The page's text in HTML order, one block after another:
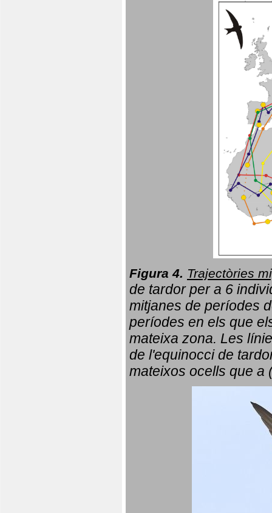
Figura 4. Trajectòries
de tardor per a 6
mitjanes de períodes
períodes en els que
mateixa zona. Les
de l'equinocci de
mateixos ocells que a